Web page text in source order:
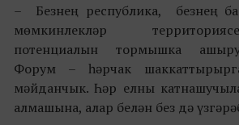
– Безнең республика, безнең
мөмкинлекләр
потенциалын тормышка
Форум – һәрчак
мәйданчык. Һәр елны
алмашына, алар белән без дә